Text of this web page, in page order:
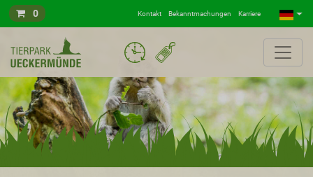
Kontakt Bekanntmachungen Karriere
0